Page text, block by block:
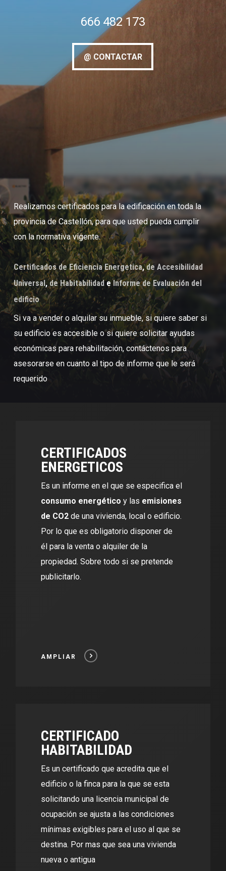
666 482 173
@ CONTACTAR
@ CONTACTAR
Realizamos certificados para la edificación en toda la
provincia de Castellón, para que usted pueda cumplir
con la normativa vigente.
Certificados de Eficiencia Energetica,de Accesibilidad
Universal,de HabitabilidadeInforme de Evaluación del
edificio
Si va a vender o alquilar su inmueble, si quiere saber si
su edificio es accesible o si quiere solicitar ayudas
económicas para rehabilitación, contáctenos para
asesorarse en cuanto al tipo de informe que le será
requerido
CERTIFICADOS
ENERGETICOS
Es un informe en el que se especifica el
consumo energético y las emisiones
de CO2 de una vivienda, local o edificio.
Por lo que es obligatorio disponer de
él para la venta o alquiler de la
propiedad. Sobre todo si se pretende
publicitarlo.
AMPLIAR
CERTIFICADO
HABITABILIDAD
Es un certificado que acredita que el
edificio o la finca para la que se esta
solicitando una licencia municipal de
ocupación se ajusta a las condiciones
mínimas exigibles para el uso al que se
destina. Por mas que sea una vivienda
nueva o antigua